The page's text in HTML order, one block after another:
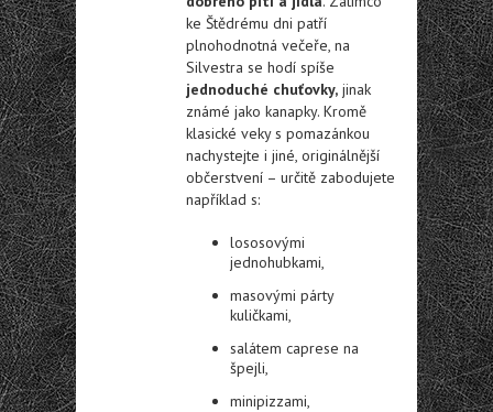
ke Štědrému dni patří
plnohodnotná večeře, na
Silvestra se hodí spíše
jednoduché chuťovky, jinak
známé jako kanapky. Kromě
klasické veky s pomazánkou
nachystejte i jiné, originálnější
občerstvení – určitě zabodujete
například s:
lososovými
jednohubkami,
masovými párty
kuličkami,
salátem caprese na
špejli,
minipizzami,